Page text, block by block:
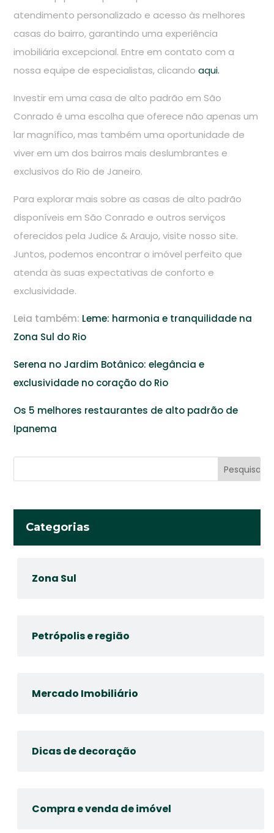
atendimento personalizado e acesso às melhores
casas do bairro, garantindo uma experiência
imobiliária excepcional. Entre em contato com a
nossa equipe de especialistas, clicandoaqui.
Investir em uma casa de alto padrão em São
Conrado é uma escolha que oferece não apenas um
lar magnífico, mas também uma oportunidade de
viver em um dos bairros mais deslumbrantes e
exclusivos do Rio de Janeiro.
Para explorar mais sobre as casas de alto padrão
disponíveis em São Conrado e outros serviços
oferecidos pela Judice & Araujo, visite nosso site.
Juntos, podemos encontrar o imóvel perfeito que
atenda às suas expectativas de conforto e
exclusividade.
Leia também: Leme: harmonia e tranquilidade na
Zona Sul do Rio
Serena no Jardim Botânico: elegância e
exclusividade no coração do Rio
Os 5 melhores restaurantes de alto padrão de
Ipanema
Categorias
Zona Sul
Petrópolis e região
Mercado Imobiliário
Dicas de decoração
Compra e venda de imóvel